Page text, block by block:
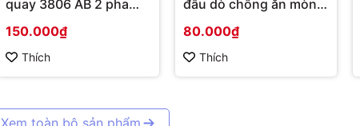
quay 3806 AB 2 pha
150.000₫
Thích
đầu dò chống ăn mòn
Corrosion Resistance
Probe
80.000₫
Thích